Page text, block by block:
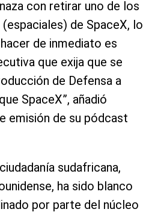
con retirar uno de los
de SpaceX, lo
de inmediato es
que exija que se
de Defensa a
SpaceX”, añadió
emisión de su pódcast
sudafricana,
ha sido blanco
por parte del núcleo